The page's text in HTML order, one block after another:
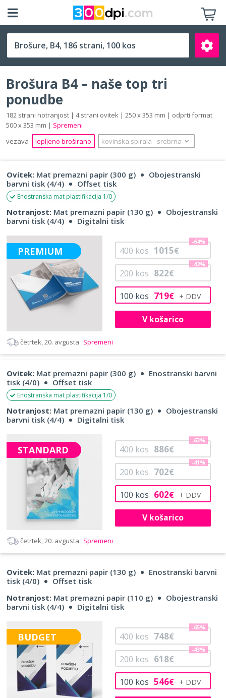
B4 (250 x 353 mm)
Išči
Brošura B4 – naše top tri
ponudbe
182 strani notranjost | 4 strani ovitek | 250 x 353 mm | odprti format
500 x 353 mm | Spremeni
vezava
lepljeno broširano kovinska spirala ‐ srebrna
Ovitek: Mat premazni papir (300 g)
Obojestranski
barvni tisk (4/4)
Offset tisk
Enostranska mat plastifikacija 1/0
Notranjost: Mat premazni papir (130 g)
Obojestranski
barvni tisk (4/4)
Digitalni tisk
PREMIUM
100 kos 719€
200 kos 822€
-42%
400 kos 1015€
-64%
V košarico
četrtek, 20. avgusta Spremeni
Ovitek: Mat premazni papir (300 g)
Enostranski barvni
tisk (4/0)
Offset tisk
Enostranska mat plastifikacija 1/0
Notranjost: Mat premazni papir (130 g)
Obojestranski
barvni tisk (4/4)
Digitalni tisk
STANDARD
100 kos 602€
200 kos 702€
-41%
400 kos 886€
-63%
V košarico
četrtek, 20. avgusta Spremeni
Ovitek: Mat premazni papir (130 g)
Enostranski barvni
tisk (4/0)
Offset tisk
Notranjost: Mat premazni papir (110 g)
Obojestranski
barvni tisk (4/4)
Digitalni tisk
BUDGET
100 kos 546€
200 kos 618€
-43%
400 kos 748€
-65%